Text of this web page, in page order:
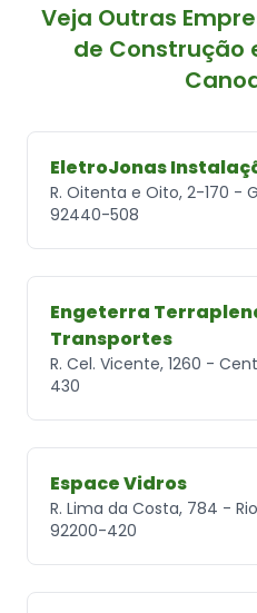
Veja Outras
de Construção
EletroJonas
R. Oitenta e Oito, 2-170 -
92440-508
Engeterra
Transportes
R. Cel. Vicente, 1260 -
430
Espace Vidros
R. Lima da Costa, 784 -
92200-420